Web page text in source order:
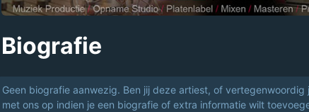
Biografie
Geen biografie aanwezig. Ben jij deze artiest, of
met ons op indien je een biografie of extra informatie wilt